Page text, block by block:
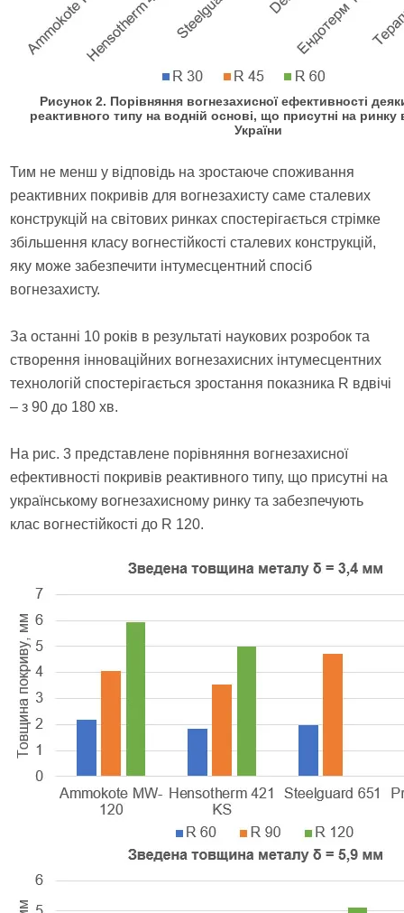
Рисунок 2. Порівняння вогнезахисної ефективності
реактивного типу на водній основі, що присутні на ринку
України
Тим не менш у відповідь на зростаюче споживання
реактивних покривів для вогнезахисту саме сталевих
конструкцій на світових ринках спостерігається стрімке
збільшення класу вогнестійкості сталевих конструкцій,
яку може забезпечити інтумесцентний спосіб
вогнезахисту.
За останні 10 років в результаті наукових розробок та
створення інноваційних вогнезахисних інтумесцентних
технологій спостерігається зростання показника R вдвічі
– з 90 до 180 хв.
На рис. 3 представлене порівняння вогнезахисної
ефективності покривів реактивного типу, що присутні на
українському вогнезахисному ринку та забезпечують
клас вогнестійкості до R 120.